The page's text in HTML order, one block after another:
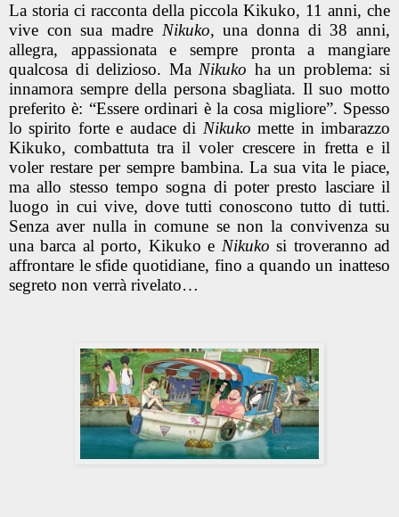
La storia ci racconta della piccola Kikuko, 11 anni, che
vive con sua madre Nikuko, una donna di 38 anni,
allegra, appassionata e sempre pronta a mangiare
qualcosa di delizioso. Ma Nikuko ha un problema: si
innamora sempre della persona sbagliata. Il suo motto
preferito è: “Essere ordinari è la cosa migliore”. Spesso
lo spirito forte e audace di Nikuko mette in imbarazzo
Kikuko, combattuta tra il voler crescere in fretta e il
voler restare per sempre bambina. La sua vita le piace,
ma allo stesso tempo sogna di poter presto lasciare il
luogo in cui vive, dove tutti conoscono tutto di tutti.
Senza aver nulla in comune se non la convivenza su
una barca al porto, Kikuko e Nikuko si troveranno ad
affrontare le sfide quotidiane, fino a quando un inatteso
segreto non verrà rivelato…